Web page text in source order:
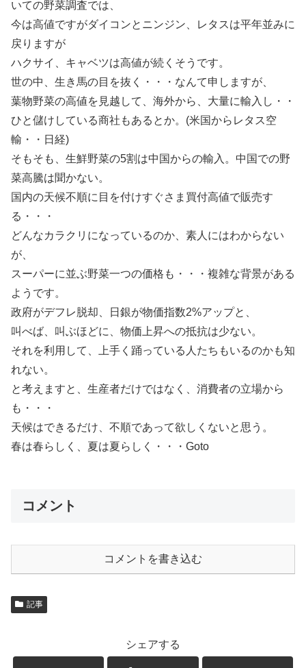
いての野菜調査では、
今は高値ですがダイコンとニンジン、レタスは平年並みに
戻りますが
ハクサイ、キャベツは高値が続くそうです。
世の中、生き馬の目を抜く・・・なんて申しますが、
葉物野菜の高値を見越して、海外から、大量に輸入し・・
ひと儲けしている商社もあるとか。(米国からレタス空
輸・・日経)
そもそも、生鮮野菜の5割は中国からの輸入。中国での野
菜高騰は聞かない。
国内の天候不順に目を付けすぐさま買付高値で販売す
る・・・
どんなカラクリになっているのか、素人にはわからない
が、
スーパーに並ぶ野菜一つの価格も・・・複雑な背景がある
ようです。
政府がデフレ脱却、日銀が物価指数2%アップと、
叫べば、叫ぶほどに、物価上昇への抵抗は少ない。
それを利用して、上手く踊っている人たちもいるのかも知
れない。
と考えますと、生産者だけではなく、消費者の立場から
も・・・
天候はできるだけ、不順であって欲しくないと思う。
春は春らしく、夏は夏らしく・・・Goto
コメント
コメントを書き込む
記事
シェアする